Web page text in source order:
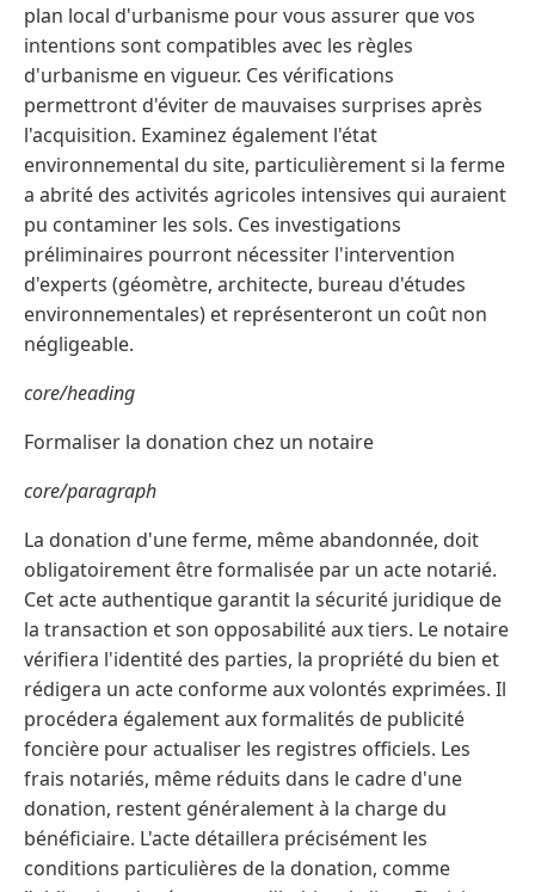
plan local d'urbanisme pour vous assurer que vos
intentions sont compatibles avec les règles
d'urbanisme en vigueur. Ces vérifications
permettront d'éviter de mauvaises surprises après
l'acquisition. Examinez également l'état
environnemental du site, particulièrement si la ferme
a abrité des activités agricoles intensives qui auraient
pu contaminer les sols. Ces investigations
préliminaires pourront nécessiter l'intervention
d'experts (géomètre, architecte, bureau d'études
environnementales) et représenteront un coût non
négligeable.
core/heading
Formaliser la donation chez un notaire
core/paragraph
La donation d'une ferme, même abandonnée, doit
obligatoirement être formalisée par un acte notarié.
Cet acte authentique garantit la sécurité juridique de
la transaction et son opposabilité aux tiers. Le notaire
vérifiera l'identité des parties, la propriété du bien et
rédigera un acte conforme aux volontés exprimées. Il
procédera également aux formalités de publicité
foncière pour actualiser les registres officiels. Les
frais notariés, même réduits dans le cadre d'une
donation, restent généralement à la charge du
bénéficiaire. L'acte détaillera précisément les
conditions particulières de la donation, comme